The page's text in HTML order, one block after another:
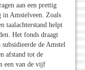
aan een prettig
in Amstelveen. Zoals
taalachterstand helpt
Het fonds draagt
de Amstel
afstand tot de
een van de vijf